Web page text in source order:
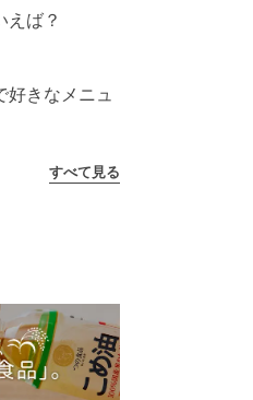
えば？
好きなメニュ
すべて見る